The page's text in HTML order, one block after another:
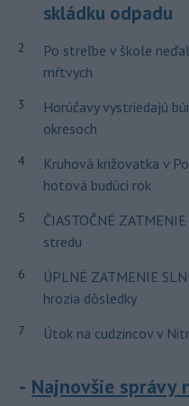
skládku odpadu
2
Po streľbe v škole
mŕtvych
3
Horúčavy vystriedajú
okresoch
4
Kruhová križovatka v
hotová budúci rok
5
ČIASTOČNÉ
stredu
6
ÚPLNÉ ZATMENIE
hrozia dôsledky
7 Útok na cudzincov v
Najnovšie správy